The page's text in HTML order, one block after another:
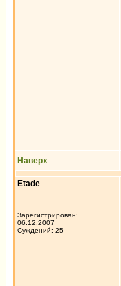
Наверх
Etade
Зарегистрирован:
06.12.2007
Суждений: 25